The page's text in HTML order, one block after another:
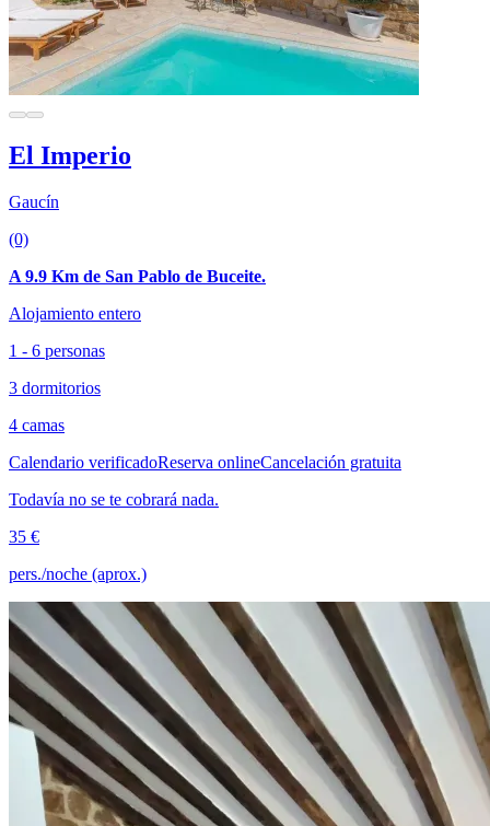
El Imperio
Gaucín
(0)
A 9.9 Km de San Pablo de Buceite.
Alojamiento entero
1 - 6 personas
3 dormitorios
4 camas
Calendario verificadoReserva onlineCancelación gratuita
Todavía no se te cobrará nada.
35 €
pers./noche (aprox.)